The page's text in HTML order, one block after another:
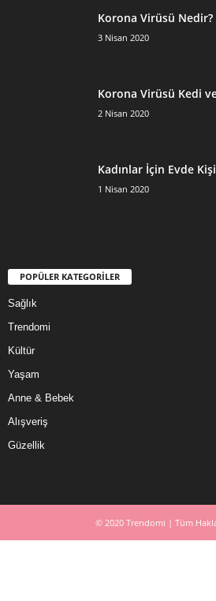
Korona Virüsü Nedir?
3 Nisan 2020
Korona Virüsü Kedi
2 Nisan 2020
Kadınlar İçin Evde
1 Nisan 2020
POPÜLER KATEGORİLER
Sağlık
Trendomi
Kültür
Yaşam
Anne & Bebek
Alışveriş
Güzellik
© 2020 Trendomi | Tüm